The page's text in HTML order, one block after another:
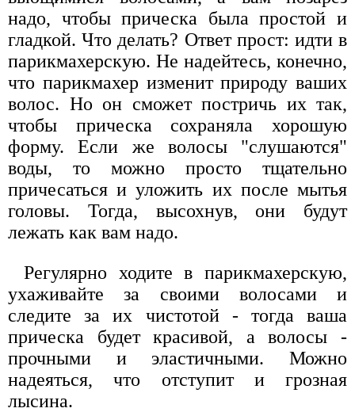
надо, чтобы прическа была простой и
гладкой. Что делать? Ответ прост: идти в
парикмахерскую. Не надейтесь, конечно,
что парикмахер изменит природу ваших
волос. Но он сможет постричь их так,
чтобы прическа сохраняла хорошую
форму. Если же волосы "слушаются"
воды, то можно просто тщательно
причесаться и уложить их после мытья
головы. Тогда, высохнув, они будут
лежать как вам надо.
Регулярно ходите в парикмахерскую,
ухаживайте за своими волосами и
следите за их чистотой - тогда ваша
прическа будет красивой, а волосы -
прочными и эластичными. Можно
надеяться, что отступит и грозная
лысина.